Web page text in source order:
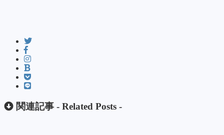
関連記事 - Related Posts -